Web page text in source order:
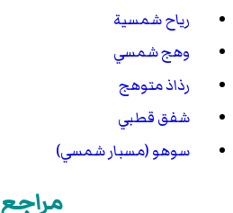
رياح شمسية
وهج شمسي
رذاذ متوهج
شفق قطبي
سوهو (مسبار شمسي)
مراجع